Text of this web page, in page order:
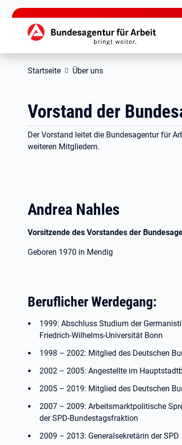
zu den Hauptinhalten springen
Hauptnavigation
Startseite Über uns
Vorstand der
Der Vorstand leitet die Bundesagentur für
weiteren Mitgliedern.
Andrea Nahles
Vorsitzende des Vorstandes der
Geboren 1970 in Mendig
Beruflicher Werdegang:
1999: Abschluss Studium der
Friedrich-Wilhelms-Universität Bonn
1998 – 2002: Mitglied des Deutschen
2002 – 2005: Angestellte im
2005 – 2019: Mitglied des Deutschen
2007 – 2009: Arbeitsmarktpolitische
der SPD-Bundestagsfraktion
2009 – 2013: Generalsekretärin der SPD